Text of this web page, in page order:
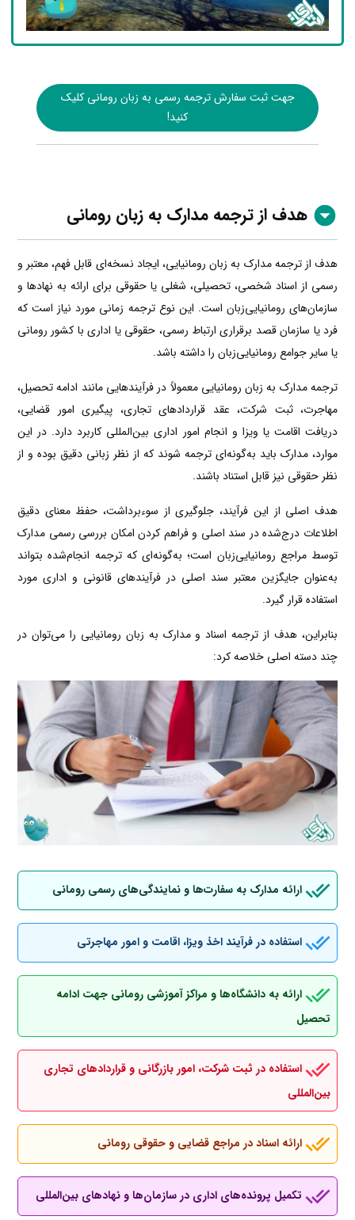
جهت ثبت سفارش ترجمه رسمی به زبان رومانی کلیک
کنید!
هدف از ترجمه مدارک به زبان رومانی
هدف از ترجمه مدارک به زبان رومانیایی، ایجاد نسخه‌ای قابل فهم، معتبر و
رسمی از اسناد شخصی، تحصیلی، شغلی یا حقوقی برای ارائه به نهادها و
سازمان‌های رومانیایی‌زبان است. این نوع ترجمه زمانی مورد نیاز است که
فرد یا سازمان قصد برقراری ارتباط رسمی، حقوقی یا اداری با کشور رومانی
یا سایر جوامع رومانیایی‌زبان را داشته باشد.
ترجمه مدارک به زبان رومانیایی معمولاً در فرآیندهایی مانند ادامه تحصیل،
مهاجرت، ثبت شرکت، عقد قراردادهای تجاری، پیگیری امور قضایی،
دریافت اقامت یا ویزا و انجام امور اداری بین‌المللی کاربرد دارد. در این
موارد، مدارک باید به‌گونه‌ای ترجمه شوند که از نظر زبانی دقیق بوده و از
نظر حقوقی نیز قابل استناد باشند.
هدف اصلی از این فرآیند، جلوگیری از سوءبرداشت، حفظ معنای دقیق
اطلاعات درج‌شده در سند اصلی و فراهم کردن امکان بررسی رسمی مدارک
توسط مراجع رومانیایی‌زبان است؛ به‌گونه‌ای که ترجمه انجام‌شده بتواند
به‌عنوان جایگزین معتبر سند اصلی در فرآیندهای قانونی و اداری مورد
استفاده قرار گیرد.
بنابراین، هدف از ترجمه اسناد و مدارک به زبان رومانیایی را می‌توان در
چند دسته اصلی خلاصه کرد:
ارائه مدارک به سفارت‌ها و نمایندگی‌های رسمی رومانی
استفاده در فرآیند اخذ ویزا، اقامت و امور مهاجرتی
ارائه به دانشگاه‌ها و مراکز آموزشی رومانی جهت ادامه
تحصیل
استفاده در ثبت شرکت، امور بازرگانی و قراردادهای تجاری
بین‌المللی
ارائه اسناد در مراجع قضایی و حقوقی رومانی
تکمیل پرونده‌های اداری در سازمان‌ها و نهادهای بین‌المللی